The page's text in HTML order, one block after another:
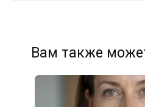
Вам также